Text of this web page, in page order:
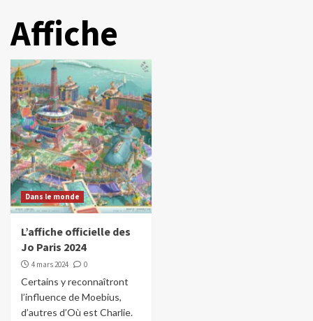
Affiche
Dans le monde
L’affiche officielle des
Jo Paris 2024
4 mars 2024 0
Certains y reconnaîtront
l’influence de Moebius,
d’autres d’Où est Charlie.